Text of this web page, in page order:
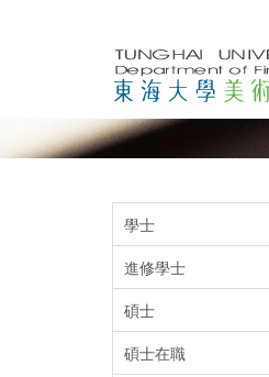
學士
進修學士
碩士
碩士在職